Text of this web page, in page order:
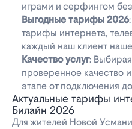
играми и серфингом
Выгодные тарифы 2026
тарифы интернета,
каждый наш клиент
Качество услуг:
проверенное качество
этапе от подключения
Актуальные тарифы
Билайн 2026
Для жителей Новой